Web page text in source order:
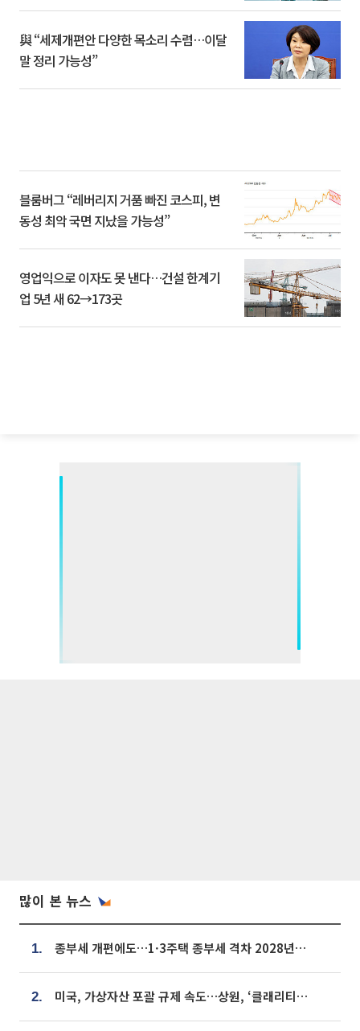
與 “세제개편안 다양한 목소리 수렴…이달
말 정리 가능성”
블룸버그 “레버리지 거품 빠진 코스피, 변
동성 최악 국면 지났을 가능성”
영업익으로 이자도 못 낸다…건설 한계기
업 5년 새 62→173곳
많이 본 뉴스
1. 종부세 개편에도…1·3주택 종부세 격차 2028년부터 확대
2. 미국, 가상자산 포괄 규제 속도…상원, ‘클래리티법’ 9월 절차투표 추진